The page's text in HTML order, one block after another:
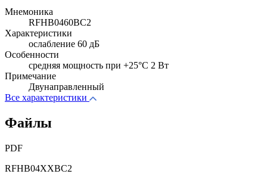
Мнемоника
RFHB0460BC2
Характеристики
ослабление 60 дБ
Особенности
cредняя мощность при +25°C 2 Вт
Примечание
Двунаправленный
Все характеристики
Файлы
PDF
RFHB04XXBC2